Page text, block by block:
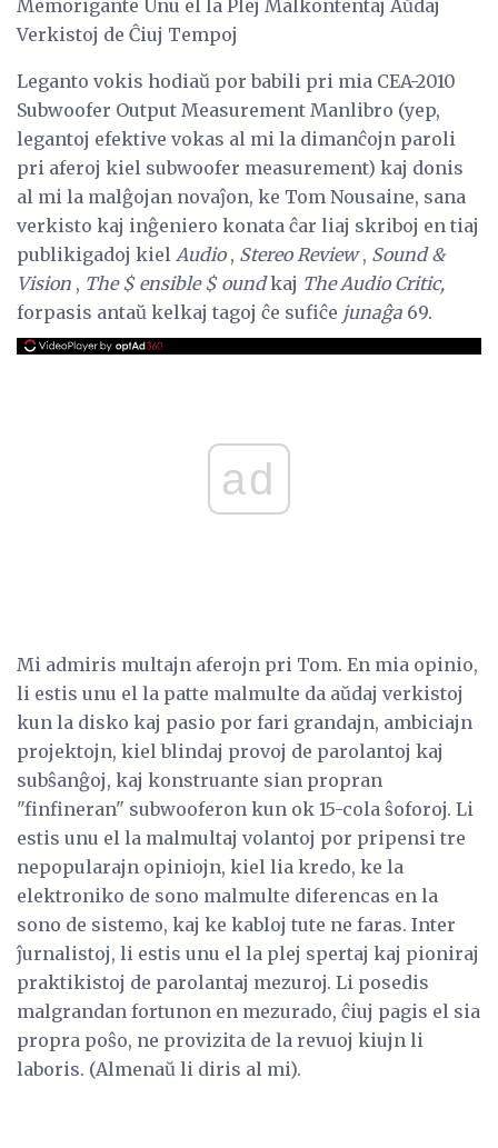
Memorigante Unu el la Plej Malkontentaj Aŭdaj
Verkistoj de Ĉiuj Tempoj
Leganto vokis hodiaŭ por babili pri mia CEA-2010
Subwoofer Output Measurement Manlibro (yep,
legantoj efektive vokas al mi la dimanĉojn paroli
pri aferoj kiel subwoofer measurement) kaj donis
al mi la malĝojan novaĵon, ke Tom Nousaine, sana
verkisto kaj inĝeniero konata ĉar liaj skriboj en tiaj
publikigadoj kiel Audio, Stereo Review, Sound &
Vision , The $ ensible $ oundkaj The Audio Critic,
forpasis antaŭ kelkaj tagoj ĉe sufiĉe junaĝa 69.
ad
Mi admiris multajn aferojn pri Tom. En mia opinio,
li estis unu el la patte malmulte da aŭdaj verkistoj
kun la disko kaj pasio por fari grandajn, ambiciajn
projektojn, kiel blindaj provoj de parolantoj kaj
subŝanĝoj, kaj konstruante sian propran
"finfineran" subwooferon kun ok 15-cola ŝoforoj. Li
estis unu el la malmultaj volantoj por pripensi tre
nepopularajn opiniojn, kiel lia kredo, ke la
elektroniko de sono malmulte diferencas en la
sono de sistemo, kaj ke kabloj tute ne faras. Inter
ĵurnalistoj, li estis unu el la plej spertaj kaj pioniraj
praktikistoj de parolantaj mezuroj. Li posedis
malgrandan fortunon en mezurado, ĉiuj pagis el sia
propra poŝo, ne provizita de la revuoj kiujn li
laboris. (Almenaŭ li diris al mi).